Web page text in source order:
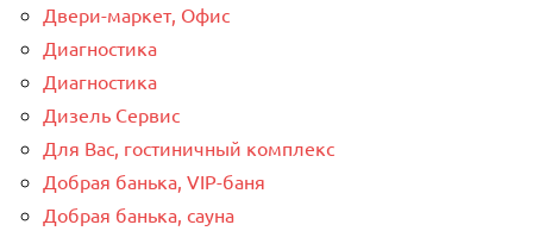
Двери-маркет, Офис
Диагностика
Диагностика
Дизель Сервис
Для Вас, гостиничный комплекс
Добрая банька, VIP-баня
Добрая банька, сауна